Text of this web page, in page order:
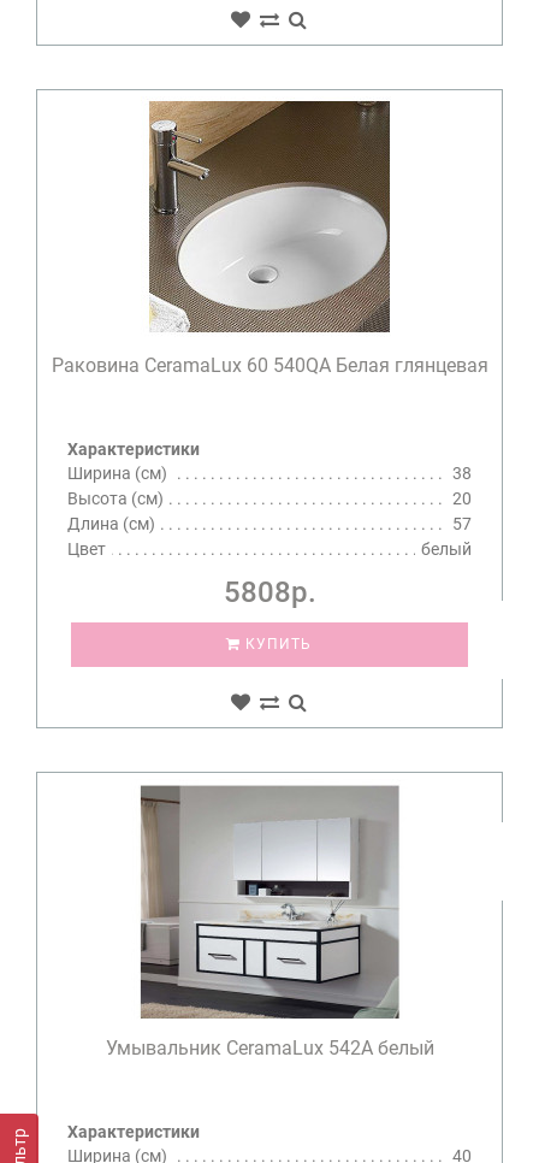
Раковина CeramaLux 60 540QA Белая глянцевая
Характеристики
Ширина (см)
38
Высота (см)
20
Длина (см)
57
Цвет
белый
5808р.
КУПИТЬ
Умывальник CeramaLux 542A белый
Характеристики
Ширина (см)
40